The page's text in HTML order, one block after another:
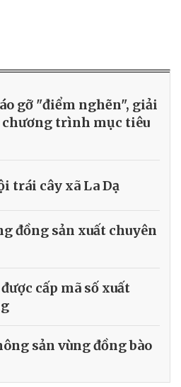
gỡ "điểm nghẽn", giải
chương trình mục tiêu
trái cây xã La Dạ
đồng sản xuất chuyên
cấp mã số xuất
sản vùng đồng bào